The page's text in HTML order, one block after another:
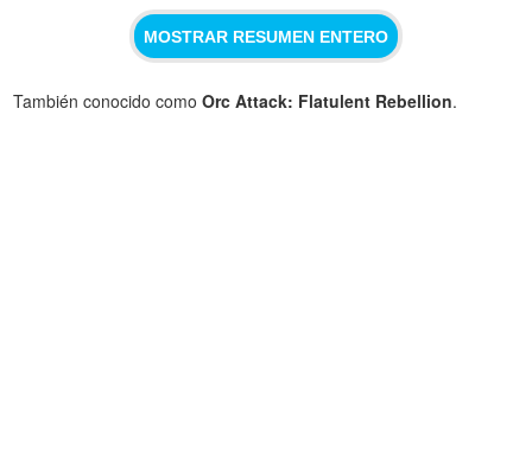
MOSTRAR RESUMEN ENTERO
También conocido comoOrc Attack: Flatulent Rebellion.